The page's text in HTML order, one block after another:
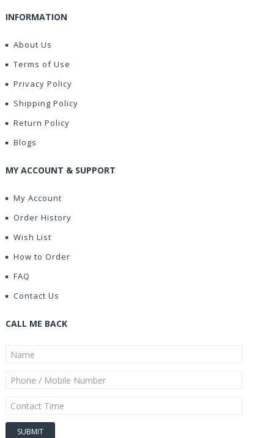
INFORMATION
About Us
Terms of Use
Privacy Policy
Shipping Policy
Return Policy
Blogs
MY ACCOUNT & SUPPORT
My Account
Order History
Wish List
How to Order
FAQ
Contact Us
CALL ME BACK